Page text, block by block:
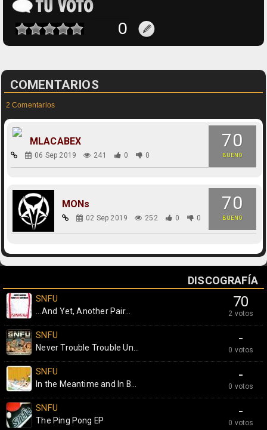
COMENTARIOS
2 Comentarios
70
BUENO
MLACABEX
06 Sep 2019 241 0 0
70
BUENO
MONs
02 Sep 2019 252 0 0
DISCOGRAFÍA
70
2 votos
SNFU
...And Yet, Another Pair...
-
0 votos
SNFU
Never Trouble Trouble Un...
-
0 votos
SNFU
In the Meantime and In B...
-
0 votos
SNFU
The Ping Pong EP